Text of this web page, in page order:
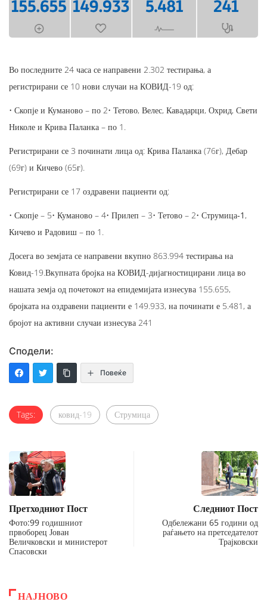
Во последните 24 часа се направени 2.302 тестирања, а
регистрирани се 10 нови случаи на КОВИД-19 од:
• Скопје и Куманово – по 2• Тетово, Велес, Кавадарци, Охрид, Свети
Николе и Крива Паланка – по 1.
Регистрирани се 3 починати лица од: Крива Паланка (76г), Дебар
(69г) и Кичево (65г).
Регистрирани се 17 оздравени пациенти од:
• Скопје – 5• Куманово – 4• Прилеп – 3• Тетово – 2• Струмица-1 ,
Кичево и Радовиш – по 1.
Досега во земјата се направени вкупно 863.994 тестирања на
Ковид-19.Вкупната бројка на КОВИД-дијагностицирани лица во
нашата земја од почетокот на епидемијата изнесува 155.655,
бројката на оздравени пациенти е 149.933, на починати е 5.481, а
бројот на активни случаи изнесува 241
Сподели:
Повеќе
Tags: ковид-19 Струмица
Претходниот Пост
Фото:99 годишниот
првоборец Јован
Величковски и министерот
Спасовски
Следниот Пост
Одбележани 65 години од
раѓањето на претседателот
Трајковски
НАЈНОВО